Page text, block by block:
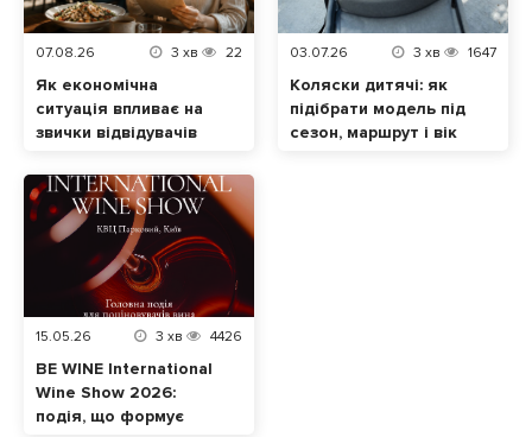
07.08.26 3 хв 22
Як економічна
ситуація впливає на
звички відвідувачів
03.07.26 3 хв 1647
Коляски дитячі: як
підібрати модель під
сезон, маршрут і вік
15.05.26 3 хв 4426
BE WINE International
Wine Show 2026:
подія, що формує